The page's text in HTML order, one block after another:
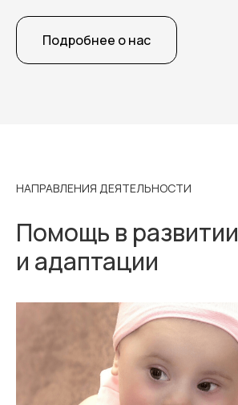
Подробнее о нас
НАПРАВЛЕНИЯ ДЕЯТЕЛЬНОСТИ
Помощь в развитии
и адаптации